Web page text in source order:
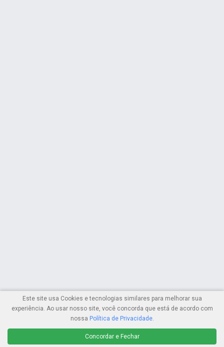
Este site usa Cookies e tecnologias similares para melhorar sua
experiência. Ao usar nosso site, você concorda que está de acordo com
nossa Política de Privacidade.
Concordar e Fechar